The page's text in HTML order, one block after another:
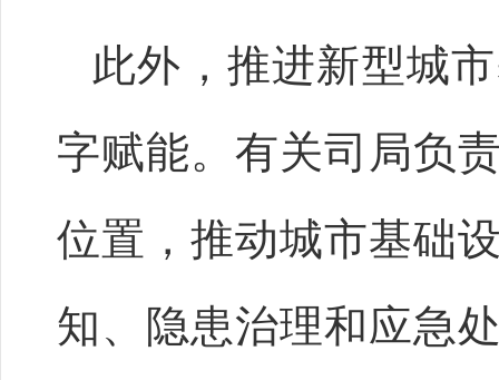
此外，推进新型城
字赋能。有关司局负
位置，推动城市基础
知、隐患治理和应急